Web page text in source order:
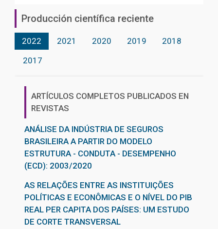
Producción científica reciente
2022 2021 2020 2019
2018
2017
ARTÍCULOS COMPLETOS PUBLICADOS EN
REVISTAS
ANÁLISE DA INDÚSTRIA DE SEGUROS
BRASILEIRA A PARTIR DO MODELO
ESTRUTURA - CONDUTA - DESEMPENHO
(ECD): 2003/2020
AS RELAÇÕES ENTRE AS INSTITUIÇÕES
POLÍTICAS E ECONÔMICAS E O NÍVEL DO PIB
REAL PER CAPITA DOS PAÍSES: UM ESTUDO
DE CORTE TRANSVERSAL